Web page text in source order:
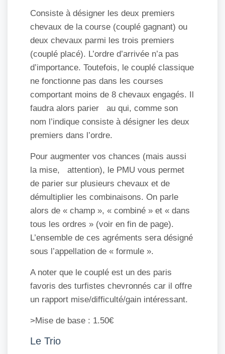
Consiste à désigner les deux premiers
chevaux de la course (couplé gagnant) ou
deux chevaux parmi les trois premiers
(couplé placé). L’ordre d’arrivée n’a pas
d’importance. Toutefois, le couplé classique
ne fonctionne pas dans les courses
comportant moins de 8 chevaux engagés. Il
faudra alors parier au qui, comme son
nom l’indique consiste à désigner les deux
premiers dans l’ordre.
Pour augmenter vos chances (mais aussi
la mise, attention), le PMU vous permet
de parier sur plusieurs chevaux et de
démultiplier les combinaisons. On parle
alors de « champ », « combiné » et « dans
tous les ordres » (voir en fin de page).
L’ensemble de ces agréments sera désigné
sous l’appellation de « formule ».
A noter que le couplé est un des paris
favoris des turfistes chevronnés car il offre
un rapport mise/difficulté/gain intéressant.
>Mise de base : 1.50€
Le Trio